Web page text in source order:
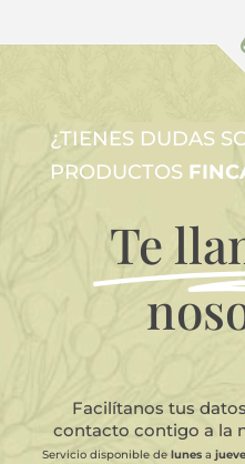
¿TIENES DUDAS
PRODUCTOS
Te
Facilítanos tus
contacto contigo a la
Servicio disponible de lunes a